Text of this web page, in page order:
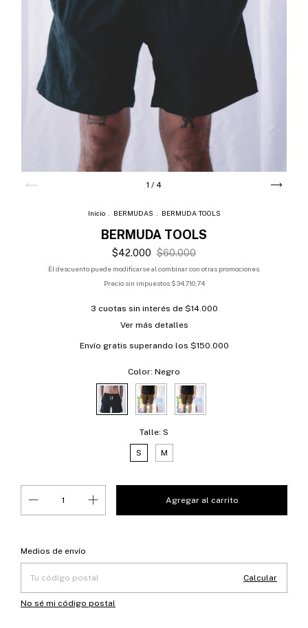
1 / 4
Inicio BERMUDAS BERMUDA TOOLS
BERMUDA TOOLS
$42.000 $60.000
El descuento puede modificarse al combinar con otras promociones.
Precio sin impuestos $34.710,74
3 cuotas sin interés de $14.000
Ver más detalles
Envío gratis superando los $150.000
Color: Negro
Talle: S
S M
Entregas para el CP:
Medios de envío
Calcular
No sé mi código postal